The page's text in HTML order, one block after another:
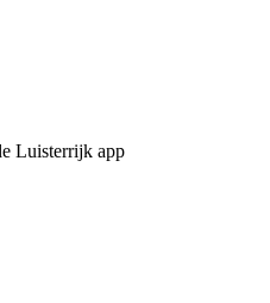
Luisterrijk app